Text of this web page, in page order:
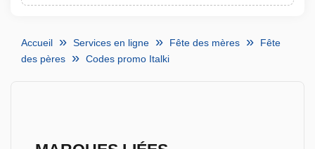
Accueil Services en ligne Fête des mères
Fête
des pères
Codes promo Italki